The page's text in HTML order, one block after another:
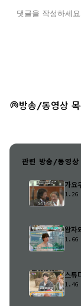
방송/동영상
관련 방송/동영상
가
1.2G
왕자
1.6G
스
1.4G